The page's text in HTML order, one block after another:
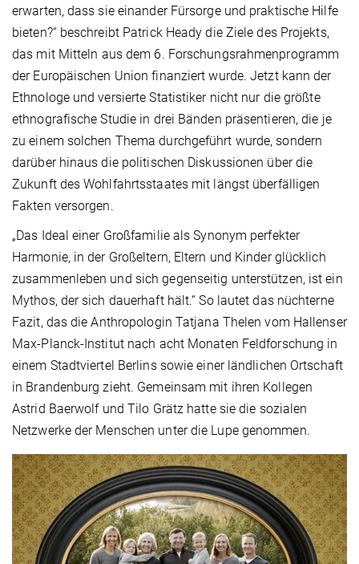
erwarten, dass sie einander Fürsorge und praktische Hilfe
bieten?“ beschreibt Patrick Heady die Ziele des Projekts,
das mit Mitteln aus dem 6. Forschungsrahmenprogramm
der Europäischen Union finanziert wurde. Jetzt kann der
Ethnologe und versierte Statistiker nicht nur die größte
ethnografische Studie in drei Bänden präsentieren, die je
zu einem solchen Thema durchgeführt wurde, sondern
darüber hinaus die politischen Diskussionen über die
Zukunft des Wohlfahrtsstaates mit längst überfälligen
Fakten versorgen.
„Das Ideal einer Großfamilie als Synonym perfekter
Harmonie, in der Großeltern, Eltern und Kinder glücklich
zusammenleben und sich gegenseitig unterstützen, ist ein
Mythos, der sich dauerhaft hält.“ So lautet das nüchterne
Fazit, das die Anthropologin Tatjana Thelen vom Hallenser
Max-Planck-Institut nach acht Monaten Feldforschung in
einem Stadtviertel Berlins sowie einer ländlichen Ortschaft
in Brandenburg zieht. Gemeinsam mit ihren Kollegen
Astrid Baerwolf und Tilo Grätz hatte sie die sozialen
Netzwerke der Menschen unter die Lupe genommen.